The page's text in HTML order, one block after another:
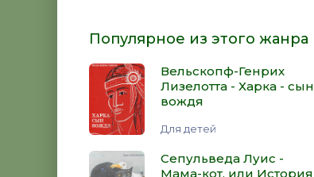
Популярное из этого жанра
Вельскопф-Генрих
Лизелотта - Харка - сын
вождя
Для детей
Сепульведа Луис -
Мама-кот, или История